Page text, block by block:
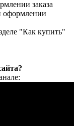
заказа
оформлении
"Как купить"